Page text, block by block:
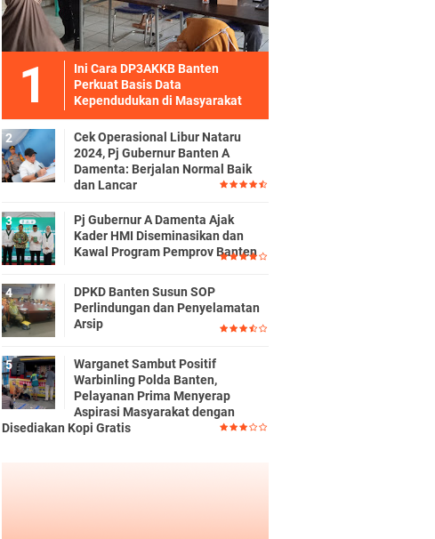
Ini Cara DP3AKKB Banten
Perkuat Basis Data
Kependudukan di Masyarakat
Cek Operasional Libur Nataru
2024, Pj Gubernur Banten A
Damenta: Berjalan Normal Baik
dan Lancar
Pj Gubernur A Damenta Ajak
Kader HMI Diseminasikan dan
Kawal Program Pemprov Banten
DPKD Banten Susun SOP
Perlindungan dan Penyelamatan
Arsip
Warganet Sambut Positif
Warbinling Polda Banten,
Pelayanan Prima Menyerap
Aspirasi Masyarakat dengan
Disediakan Kopi Gratis